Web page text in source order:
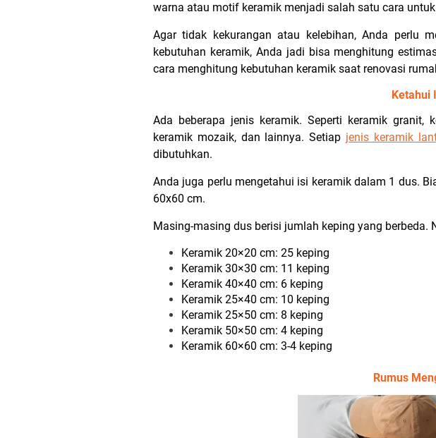
warna atau motif keramik menjadi salah satu cara
Agar tidak kekurangan atau kelebihan, Anda perlu
kebutuhan keramik, Anda jadi bisa menghitung
cara menghitung kebutuhan keramik saat renovasi
Ketahui
Ada beberapa jenis keramik. Seperti keramik granit,
keramik mozaik, dan lainnya. Setiap jenis keramik
dibutuhkan.
Anda juga perlu mengetahui isi keramik dalam 1 dus.
60x60 cm.
Masing-masing dus berisi jumlah keping yang
Keramik 20×20 cm: 25 keping
Keramik 30×30 cm: 11 keping
Keramik 40×40 cm: 6 keping
Keramik 25×40 cm: 10 keping
Keramik 25×50 cm: 8 keping
Keramik 50×50 cm: 4 keping
Keramik 60×60 cm: 3-4 keping
Rumus